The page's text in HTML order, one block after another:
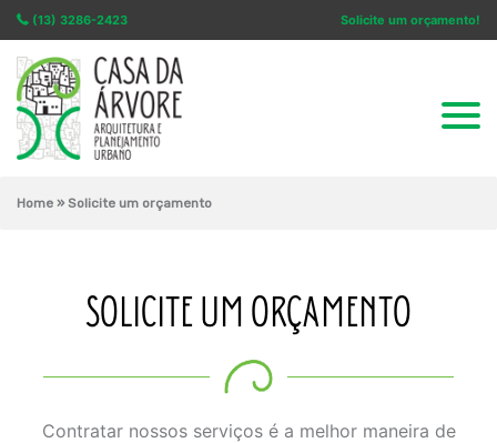
(13) 3286-2423 Solicite um orçamento!
Home »Solicite um orçamento
SOLICITE UM ORÇAMENTO
Contratar nossos serviços é a melhor maneira de